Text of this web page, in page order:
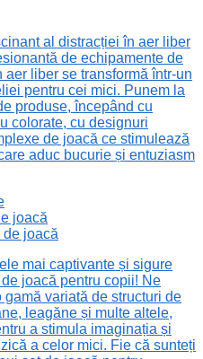
al distracției în aer liber
de echipamente de
liber se transformă într-un
pentru cei mici. Punem la
produse, începând cu
colorate, cu designuri
de joacă ce stimulează
aduc bucurie și entuziasm
joacă
de joacă
mai captivante și sigure
joacă pentru copii! Ne
gamă variată de structuri de
leagăne și multe altele,
a stimula imaginația și
a celor mici. Fie că sunteți